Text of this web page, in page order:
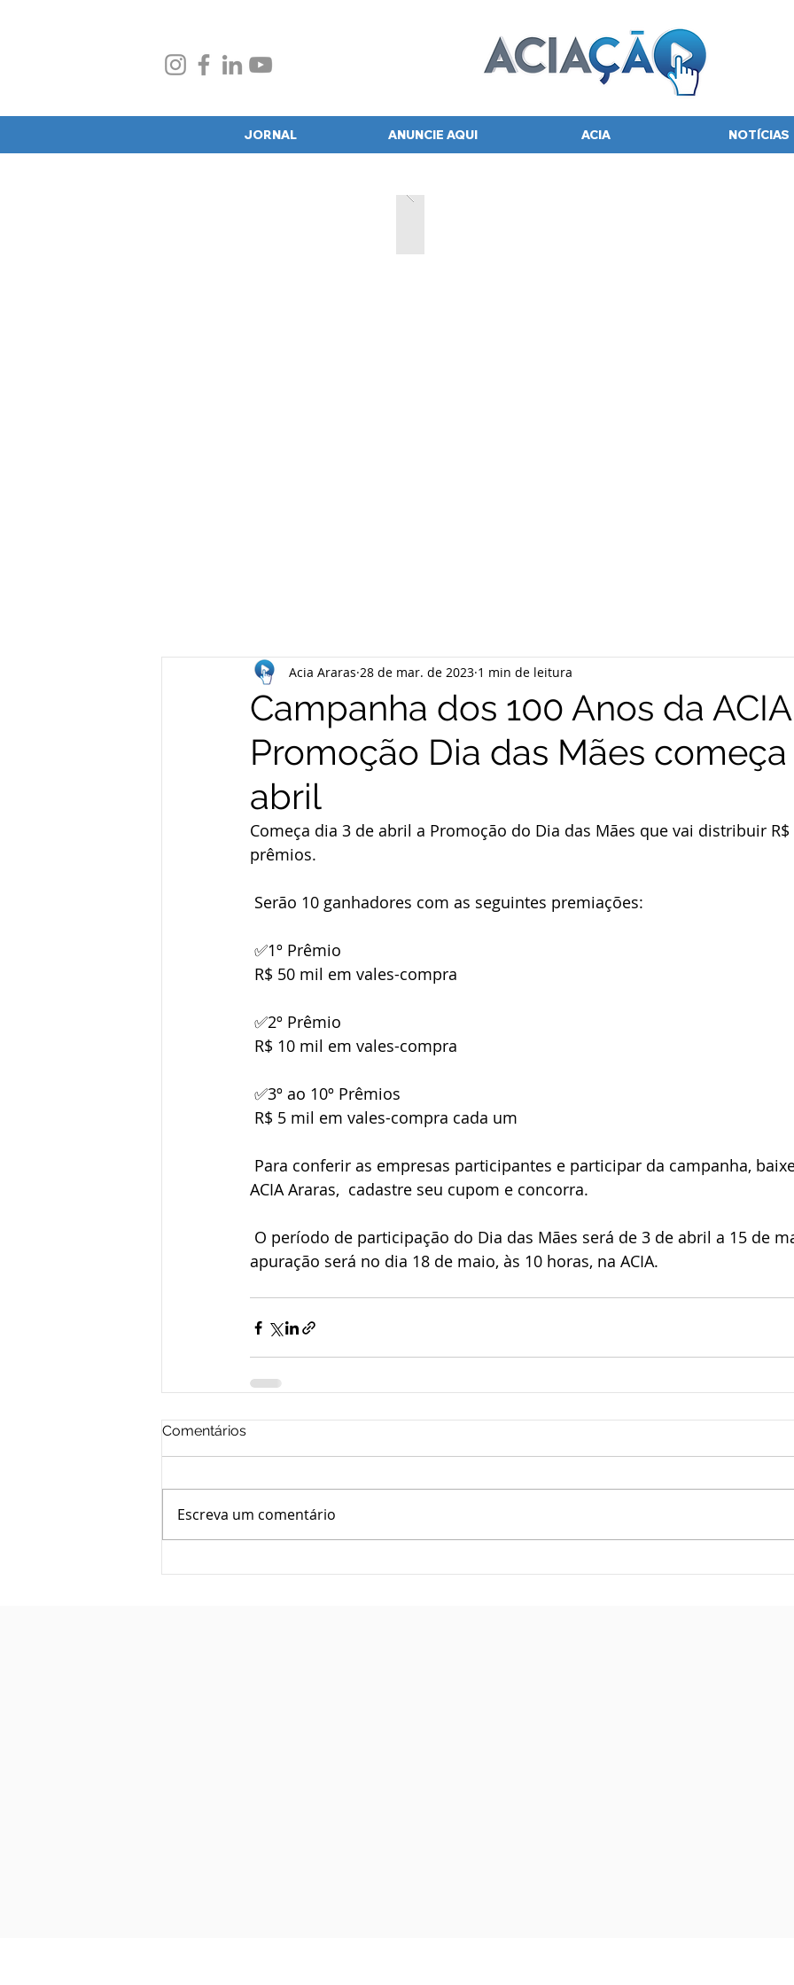
JORNAL ANUNCIE AQUI ACIA NOTÍCIAS
Campanha dos 100 Anos da
Promoção Dia das Mães
abril
Acia Araras 28 de mar. de 2023 1 min de leitura
Começa dia 3 de abril a Promoção do Dia das Mães que vai distribuir
prêmios.
Serão 10 ganhadores com as seguintes premiações:
✅1º Prêmio
R$ 50 mil em vales-compra
✅2º Prêmio
R$ 10 mil em vales-compra
✅3º ao 10º Prêmios
R$ 5 mil em vales-compra cada um
ACIA Araras,  cadastre seu cupom e concorra.
apuração será no dia 18 de maio, às 10 horas, na ACIA.
Comentários
Escreva um comentário